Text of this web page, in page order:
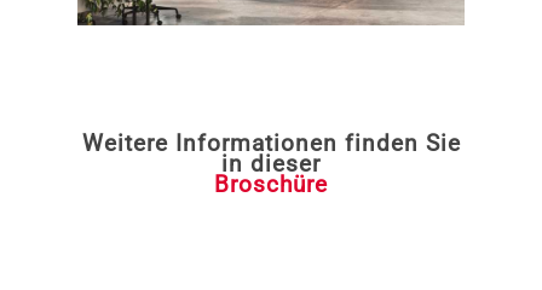
Weitere Informationen finden Sie
in dieser
Broschüre